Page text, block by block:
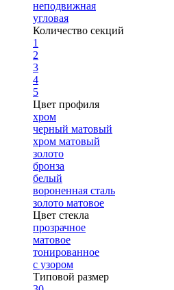
неподвижная
угловая
Количество секций
1
2
3
4
5
Цвет профиля
хром
черный матовый
хром матовый
золото
бронза
белый
вороненная сталь
золото матовое
Цвет стекла
прозрачное
матовое
тонированное
с узором
Типовой размер